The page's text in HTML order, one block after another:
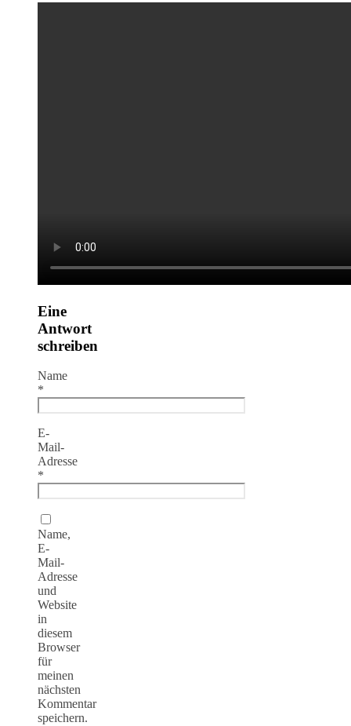
Eine
Antwort
schreiben
Name
*
E-
Mail-
Adresse
*
Name,
E-
Mail-
Adresse
und
Website
in
diesem
Browser
für
meinen
nächsten
Kommentar
speichern.